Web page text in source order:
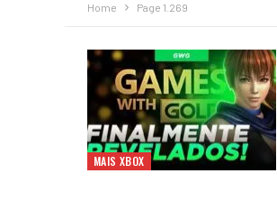
Home Page 1.269
MAIS XBOX